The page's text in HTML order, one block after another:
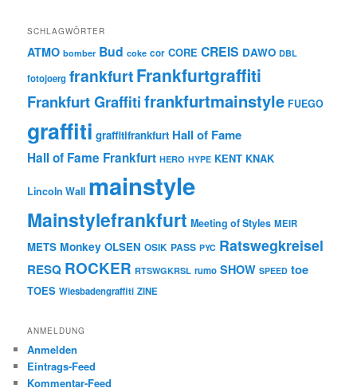
SCHLAGWÖRTER
ATMO bomber Bud coke cor CORE CREIS DAWO DBL
fotojoerg frankfurtFrankfurtgraffiti
Frankfurt Graffitifrankfurtmainstyle FUEGO
graffiti graffitifrankfurt Hall of Fame
Hall of Fame Frankfurt HERO HYPE KENT KNAK
Lincoln Wall mainstyle
Mainstylefrankfurt Meeting of Styles MEIR
METS Monkey OLSEN OSIK PASS PYC Ratswegkreisel
RESQ ROCKER RTSWGKRSL rumo SHOW SPEED toe
TOES Wiesbadengraffiti ZINE
ANMELDUNG
Anmelden
Eintrags-Feed
Kommentar-Feed